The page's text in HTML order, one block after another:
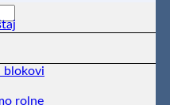
blokovi
rolne